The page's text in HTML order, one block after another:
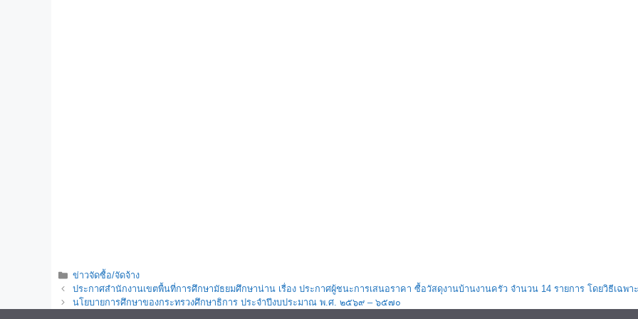
ข่าวจัดซื้อ/จัดจ้าง
ประกาศสำนักงานเขตพื้นที่การศึกษามัธยมศึกษาน่าน เรื่อง ประกาศผู้ชนะการเสนอราคา ซื้อวัสดุงานบ้านงานครัว จำนวน 14 รายการ โดยวิธีเฉพาะ
นโยบายการศึกษาของกระทรวงศึกษาธิการ ประจำปีงบประมาณ พ.ศ. ๒๕๖๙ – ๖๕๗๐